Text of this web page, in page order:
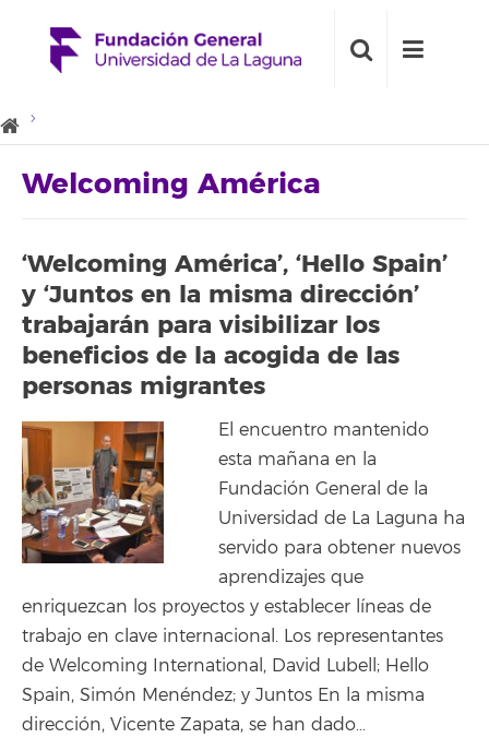
Welcoming América
‘Welcoming América’, ‘Hello Spain’
y ‘Juntos en la misma dirección’
trabajarán para visibilizar los
beneficios de la acogida de las
personas migrantes
El encuentro mantenido
esta mañana en la
Fundación General de la
Universidad de La Laguna ha
servido para obtener nuevos
aprendizajes que
enriquezcan los proyectos y establecer líneas de
trabajo en clave internacional. Los representantes
de Welcoming International, David Lubell; Hello
Spain, Simón Menéndez; y Juntos En la misma
dirección, Vicente Zapata, se han dado…